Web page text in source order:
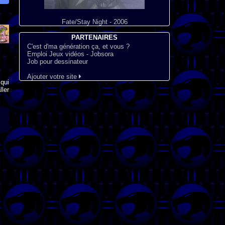
Fate/Stay Night - 2006
PARTENAIRES
C'est d'ma génération ça, et vous ?
Emploi Jeux vidéos - Jobsora
Job pour dessinateur
Ajouter votre site